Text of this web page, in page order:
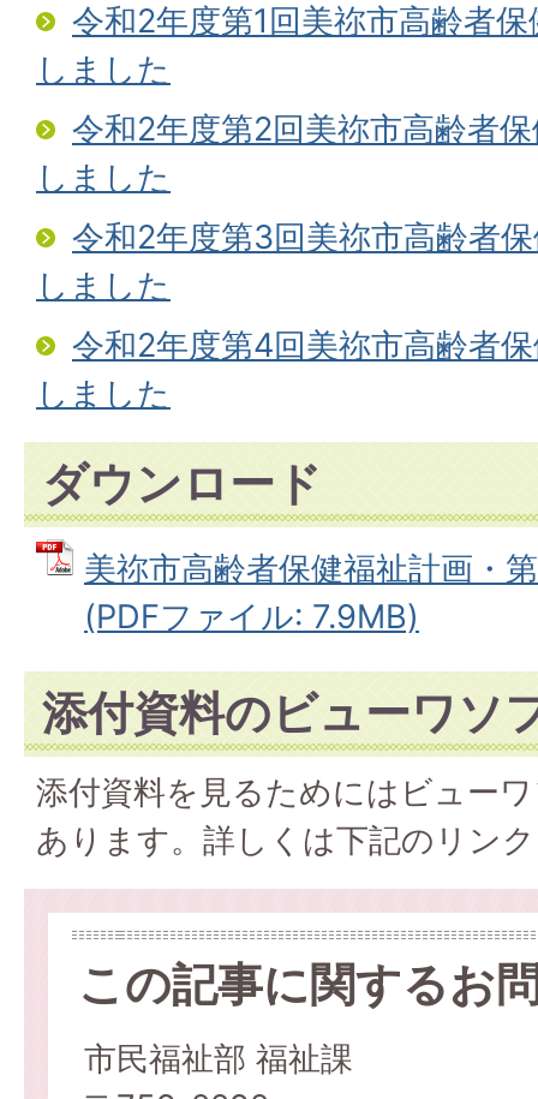
令和2年度第1回美祢市高齢者
しました
令和2年度第2回美祢市高齢者
しました
令和2年度第3回美祢市高齢者
しました
令和2年度第4回美祢市高齢者
しました
ダウンロード
美祢市高齢者保健福祉計画・
(PDFファイル: 7.9MB)
添付資料のビューワソ
添付資料を見るためにはビュー
あります。詳しくは下記のリン
この記事に関するお
市民福祉部 福祉課